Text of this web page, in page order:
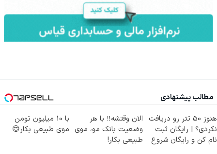
مطالب پیشنهادی
هنوز 50 تتر رو دریافت
نکردی؟ | رایگان ثبت
نام کن و رایگان شروع
الان وقتشه‼️ با هر
وضعیت بانک مو، موی
طبیعی بکار!
با 10 میلیون تومن
موی طبیعی بکار😍